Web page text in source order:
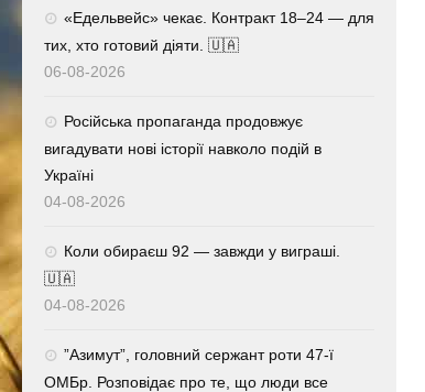
«Едельвейс» чекає. Контракт 18–24 — для
тих, хто готовий діяти. 🇺🇦
06-08-2026
Російська пропаганда продовжує
вигадувати нові історії навколо подій в
Україні
04-08-2026
Коли обираєш 92 — завжди у виграші.
🇺🇦
04-08-2026
⁨”Азимут”, головний сержант роти 47-ї
ОМБр. Розповідає про те, що люди все